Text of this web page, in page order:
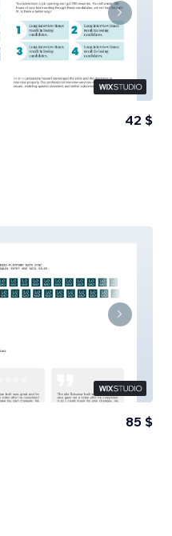
42 $
85 $